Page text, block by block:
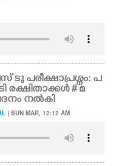
ടു പരീക്ഷാപ്രശ്നം: പ
രക്ഷിതാക്കൾ # മ
നൽകി
| SUN MAR, 12:12 AM